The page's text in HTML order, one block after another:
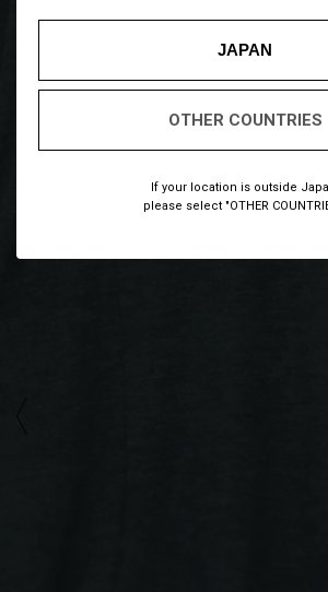
JAPAN
OTHER COUNTRIES
If your location is outside
please select "OTHER